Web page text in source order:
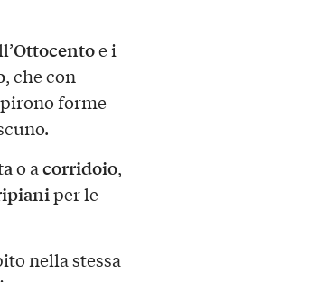
Ottocentoe i
, che con
forme
o acorridoio,
per le
nella stessa